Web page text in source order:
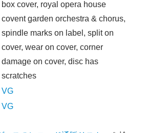
box cover, royal opera house
covent garden orchestra & chorus,
spindle marks on label, split on
cover, wear on cover, corner
damage on cover, disc has
scratches
VG
VG